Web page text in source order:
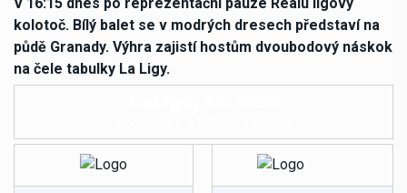
kolotoč. Bílý balet se v modrých dresech představí na
půdě Granady. Výhra zajistí hostům dvoubodový náskok
na čele tabulky La Ligy.